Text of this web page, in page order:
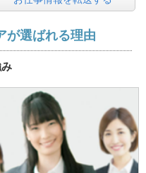
が選ばれる理由